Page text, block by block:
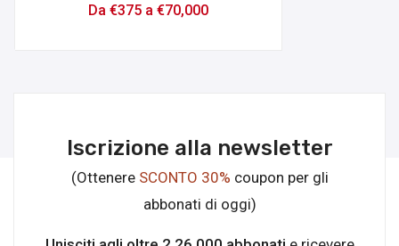
Da €375a €70,000
Iscrizione alla newsletter
(Ottenere SCONTO 30% coupon per gli
abbonati di oggi)